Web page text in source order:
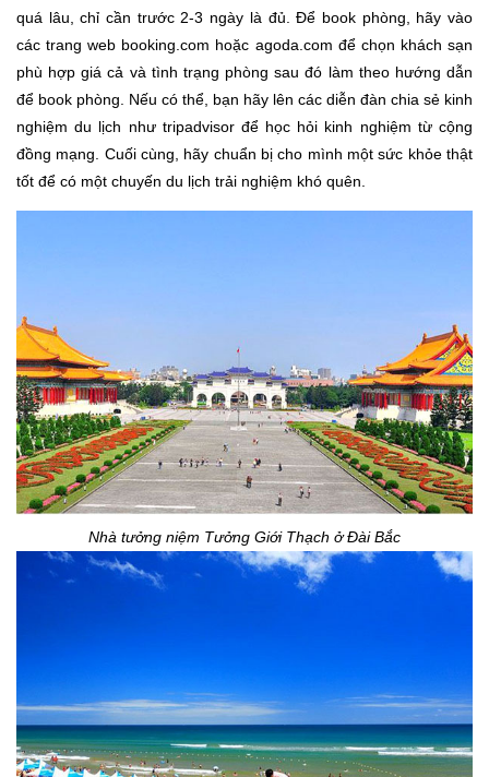
quá lâu, chỉ cần trước 2-3 ngày là đủ. Để book phòng, hãy vào
các trang web booking.com hoặc agoda.com để chọn khách sạn
phù hợp giá cả và tình trạng phòng sau đó làm theo hướng dẫn
để book phòng. Nếu có thể, bạn hãy lên các diễn đàn chia sẻ kinh
nghiệm du lịch như tripadvisor để học hỏi kinh nghiệm từ cộng
đồng mạng. Cuối cùng, hãy chuẩn bị cho mình một sức khỏe thật
tốt để có một chuyến du lịch trải nghiệm khó quên.
Nhà tưởng niệm Tưởng Giới Thạch ở Đài Bắc